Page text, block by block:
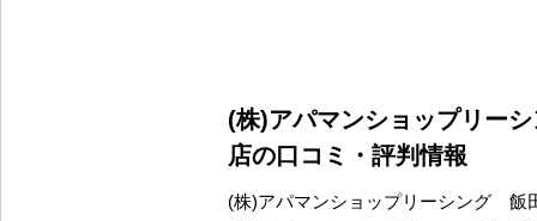
(株)アパマンショップリー
店の口コミ・評判情報
(株)アパマンショップリーシング 飯